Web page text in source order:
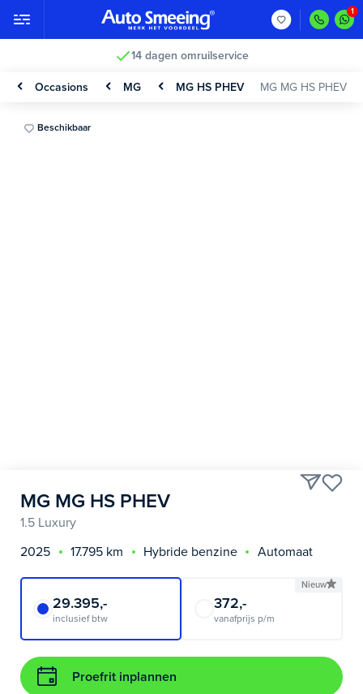
14 dagen omruilservice
Occasions MG MG HS PHEV MG MG HS PHEV
Beschikbaar
MG MG HS PHEV
1.5 Luxury
2025
17.795 km Hybride benzine Automaat
29.395,-
inclusief btw
Nieuw
372,-
vanafprijs p/m
Proefrit inplannen